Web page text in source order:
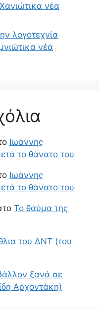
νέα
λογοτεχνία
νέα
Ιωάννης
το θάνατο του
Ιωάννης
το θάνατο του
Το θαύμα της
του ΔΝΤ (του
ξανά σε
Αρχοντάκη)